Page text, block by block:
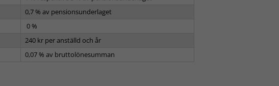
0,7 % av pensionsunderlaget
0 %
240 kr per anställd och år
0,07 % av bruttolönesumman